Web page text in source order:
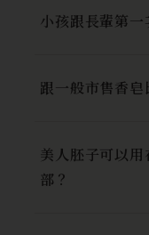
小孩跟長輩第一
跟一般市售香皂
美人胚子可以
部？